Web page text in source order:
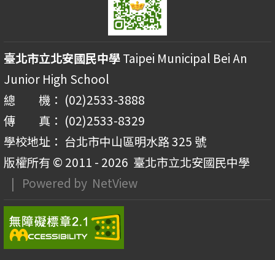
臺北市立北安國民中學Taipei Municipal Bei An
Junior High School
總 機： (02)2533-3888
傳 真： (02)2533-8329
學校地址： 台北市中山區明水路 325 號
版權所有 © 2011 - 2026 臺北市立北安國民中學
| Powered by NetView